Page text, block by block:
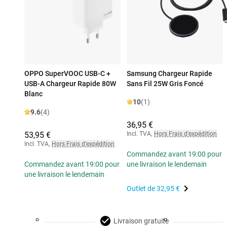
OPPO SuperVOOC USB-C +
USB-A Chargeur Rapide 80W
Blanc
9.6(4)
53,95 €
Incl. TVA, Hors Frais d'expédition
Commandez avant 19:00 pour
une livraison le lendemain
Samsung Chargeur Rapide
Sans Fil 25W Gris Foncé
10(1)
36,95 €
Incl. TVA, Hors Frais d'expédition
Commandez avant 19:00 pour
une livraison le lendemain
Outlet de32,95 €
Livraison gratuite